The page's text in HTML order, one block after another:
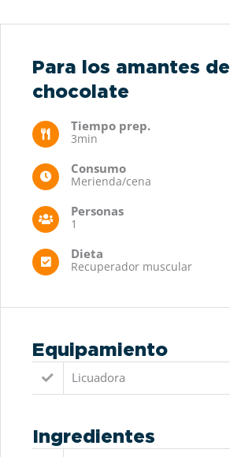
Para los amantes del
chocolate
Tiempo prep.
3min
Consumo
Merienda/cena
Personas
1
Dieta
Recuperador muscular
Equipamiento
Licuadora
Ingredientes